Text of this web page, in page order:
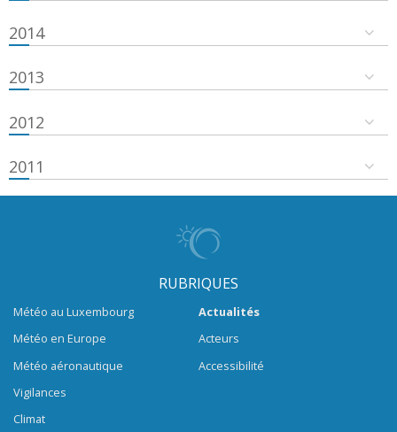
2014
2013
2012
2011
RUBRIQUES
Météo au Luxembourg
Météo en Europe
Météo aéronautique
Vigilances
Climat
Actualités
Acteurs
Accessibilité